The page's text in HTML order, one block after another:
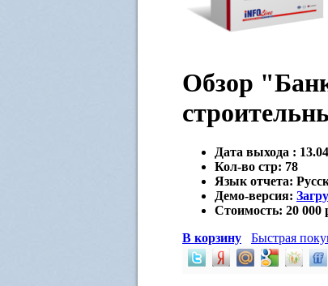
Обзор
Дата выхода :
Кол-во стр: 78
Язык отчета:
Демо-версия:
Стоимость: 20 000
В корзину
Быстрая